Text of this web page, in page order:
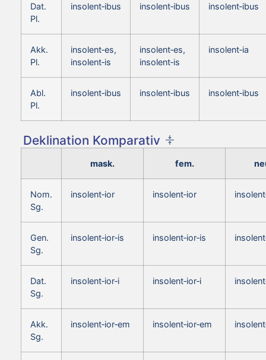
Dat.
Pl.
insolent‑ibus insolent‑ibus insolent‑ibus
Akk.
Pl.
insolent‑es,
insolent‑is
insolent‑es,
insolent‑is
insolent‑ia
Abl.
Pl.
insolent‑ibus insolent‑ibus insolent‑ibus
Deklination Komparativ
mask. fem.
Nom.
Sg.
insolent‑ior insolent‑ior
Gen.
Sg.
insolent‑ior‑is insolent‑ior‑is
Dat.
Sg.
insolent‑ior‑i insolent‑ior‑i
Akk.
Sg.
insolent‑ior‑em insolent‑ior‑em